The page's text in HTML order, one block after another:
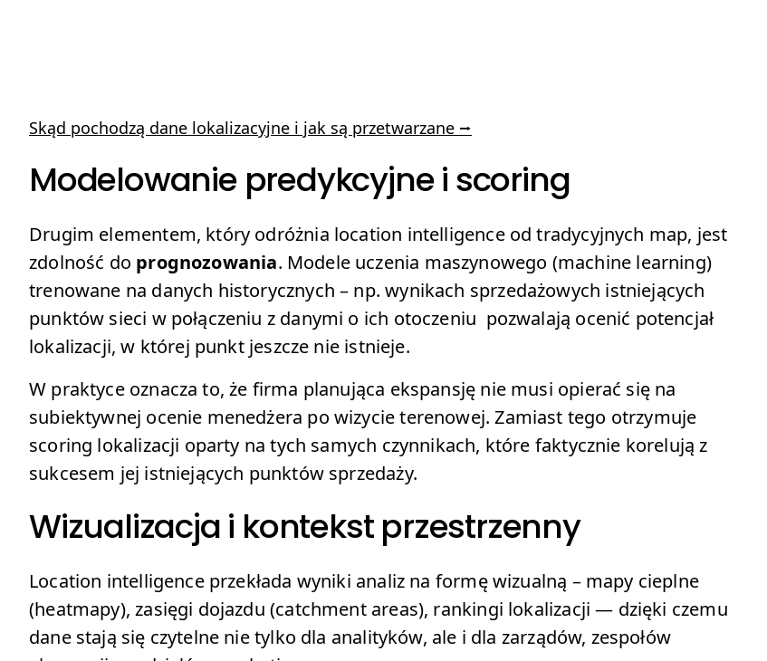
Skąd pochodzą dane lokalizacyjne i jak są przetwarzane ⭢
Modelowanie predykcyjne i scoring
Drugim elementem, który odróżnia location intelligence od tradycyjnych map, jest
zdolność do prognozowania. Modele uczenia maszynowego (machine learning)
trenowane na danych historycznych – np. wynikach sprzedażowych istniejących
punktów sieci w połączeniu z danymi o ich otoczeniu pozwalają ocenić potencjał
lokalizacji, w której punkt jeszcze nie istnieje.
W praktyce oznacza to, że firma planująca ekspansję nie musi opierać się na
subiektywnej ocenie menedżera po wizycie terenowej. Zamiast tego otrzymuje
scoring lokalizacji oparty na tych samych czynnikach, które faktycznie korelują z
sukcesem jej istniejących punktów sprzedaży.
Wizualizacja i kontekst przestrzenny
Location intelligence przekłada wyniki analiz na formę wizualną – mapy cieplne
(heatmapy), zasięgi dojazdu (catchment areas), rankingi lokalizacji — dzięki czemu
dane stają się czytelne nie tylko dla analityków, ale i dla zarządów, zespołów